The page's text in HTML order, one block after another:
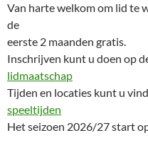
Van harte welkom om lid te
de
eerste 2 maanden gratis.
Inschrijven kunt u doen op
lidmaatschap
Tijden en locaties kunt u
speeltijden
Het seizoen 2026/27 start